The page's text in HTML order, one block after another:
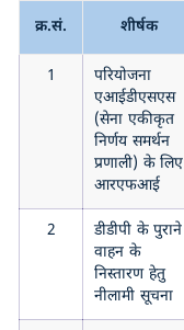
क्र.सं. शीर्षक
1
परियोजना
एआईडीएसएस
(सेना एकीकृत
निर्णय समर्थन
प्रणाली) के लिए
आरएफआई
2
डीडीपी के पुराने
वाहन के
निस्तारण हेतु
नीलामी सूचना